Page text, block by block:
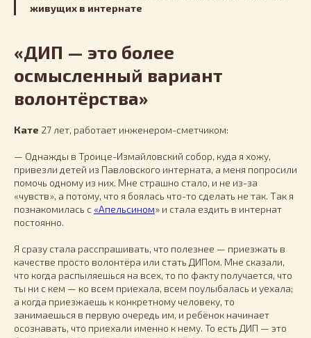
живущих в интернате
«ДИП — это более
осмысленный вариант
волонтёрства»
Кате 27 лет, работает инженером-сметчиком:
— Однажды в Троице-Измайловский собор, куда я хожу,
привезли детей из Павловского интерната, а меня попросили
помочь одному из них. Мне страшно стало, и не из-за
«чувств», а потому, что я боялась что-то сделать не так. Так я
познакомилась с «Апельсином» и стала ездить в интернат
постоянно.
Я сразу стала расспрашивать, что полезнее — приезжать в
качестве просто волонтёра или стать ДИПом. Мне сказали,
что когда распыляешься на всех, то по факту получается, что
ты ни с кем — ко всем приехала, всем поулыбалась и уехала;
а когда приезжаешь к конкретному человеку, то
занимаешься в первую очередь им, и ребёнок начинает
осознавать, что приехали именно к нему. То есть ДИП — это